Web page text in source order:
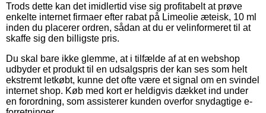
Trods dette kan det imidlertid vise sig profitabelt at prøve
enkelte internet firmaer efter rabat på Limeolie æteisk, 10 ml
inden du placerer ordren, sådan at du er velinformeret til at
skaffe sig den billigste pris.
Du skal bare ikke glemme, at i tilfælde af at en webshop
udbyder et produkt til en udsalgspris der kan ses som helt
ekstremt letkøbt, kunne det ofte være et signal om en svindel
internet shop. Køb med kort er heldigvis dækket ind under
en forordning, som assisterer kunden overfor snydagtige e-